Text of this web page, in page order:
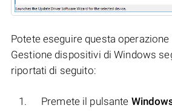
Potete eseguire questa
Gestione dispositivi di Windows
riportati di seguito:
Premete il pulsante